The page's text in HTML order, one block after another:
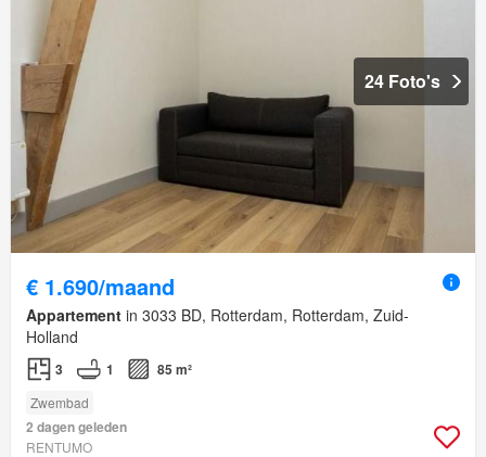
24 Foto's
€ 1.690/maand
Appartement in 3033 BD, Rotterdam, Rotterdam, Zuid-
Holland
3 1 85 m²
Zwembad
2 dagen geleden
RENTUMO